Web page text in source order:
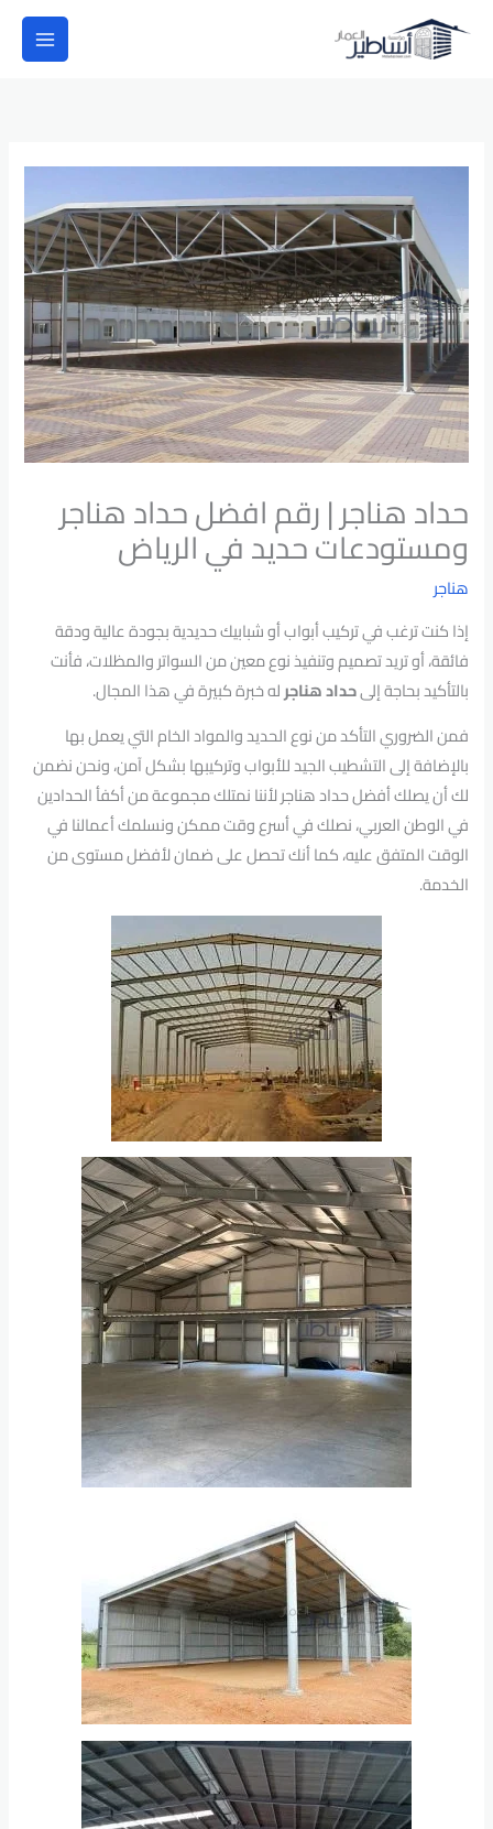
حداد هناجر | رقم افضل حداد هناجر
ومستودعات حديد في الرياض
هناجر
إذا كنت ترغب في تركيب أبواب أو شبابيك حديدية بجودة عالية ودقة
فائقة، أو تريد تصميم وتنفيذ نوع معين من السواتر والمظلات، فأنت
بالتأكيد بحاجة إلىحداد هناجرله خبرة كبيرة في هذا المجال.
فمن الضروري التأكد من نوع الحديد والمواد الخام التي يعمل بها
بالإضافة إلى التشطيب الجيد للأبواب وتركيبها بشكل آمن، ونحن نضمن
لك أن يصلك أفضل حداد هناجر لأننا نمتلك مجموعة من أكفأ الحدادين
في الوطن العربي، نصلك في أسرع وقت ممكن ونسلمك أعمالنا في
الوقت المتفق عليه، كما أنك تحصل على ضمان لأفضل مستوى من
الخدمة.